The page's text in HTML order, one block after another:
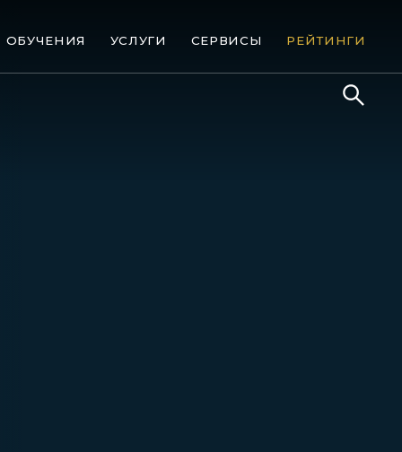
ОБУЧЕНИЯ УСЛУГИ СЕРВИСЫ РЕЙТИНГИ